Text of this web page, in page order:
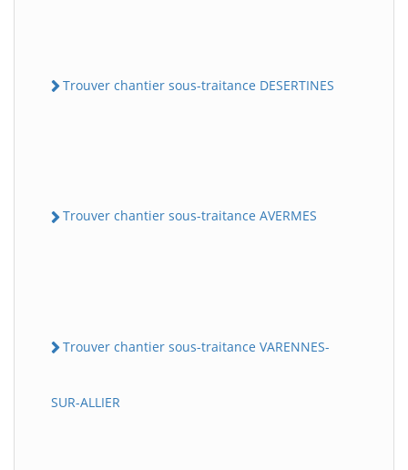
Trouver chantier sous-traitance DESERTINES
Trouver chantier sous-traitance AVERMES
Trouver chantier sous-traitance VARENNES-
SUR-ALLIER